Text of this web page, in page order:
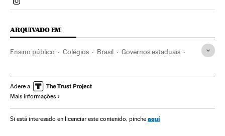
Politica El País Brasil en Instagram
ARQUIVADO EM
Ensino público Colégios Brasil Governos estaduais
Sistema educativo América
Administração Estado
Reorganização Escolar paulista Estado São Paulo
Adere a
Mais informações
Si está interesado en licenciar este contenido, pinche aquí